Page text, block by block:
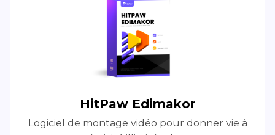
HitPaw Edimakor
Logiciel de montage vidéo pour donner vie à